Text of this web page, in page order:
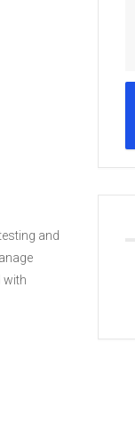
and
with